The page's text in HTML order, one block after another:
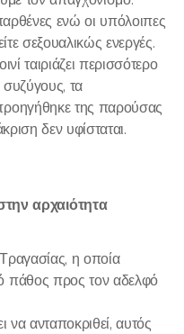
ενώ οι υπόλοιπες
σεξουαλικώς ενεργές.
ταιριάζει περισσότερο
συζύγους, τα
της παρούσας
δεν υφίσταται.
αρχαιότητα
η οποία
πάθος προς τον αδελφό
να ανταποκριθεί, αυτός